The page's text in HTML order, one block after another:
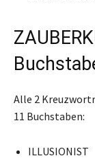
Alle 2
11 Buchstaben:
ILLUSIONIST